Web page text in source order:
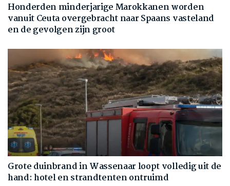
Honderden minderjarige Marokkanen worden
vanuit Ceuta overgebracht naar Spaans vasteland
en de gevolgen zijn groot
Grote duinbrand in Wassenaar loopt volledig uit de
hand: hotel en strandtenten ontruimd